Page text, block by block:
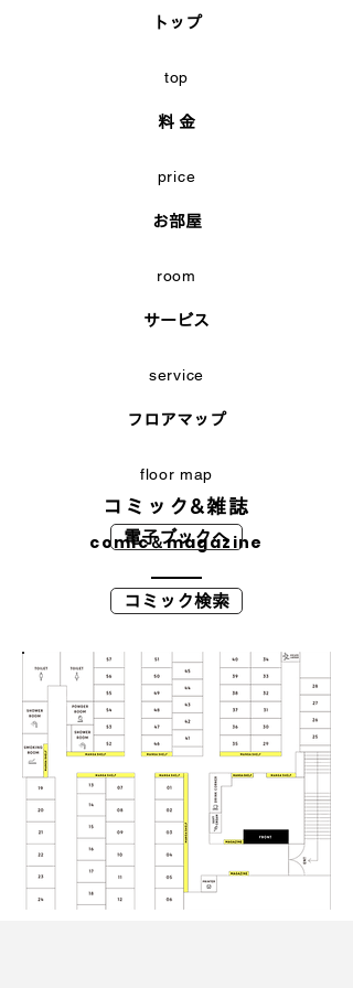
トップ
top
料 金
price
お部屋
room
サービス
service
フロアマップ
floor map
コミック&雑誌
comic＆magazine
電子ブックへ
コミック検索